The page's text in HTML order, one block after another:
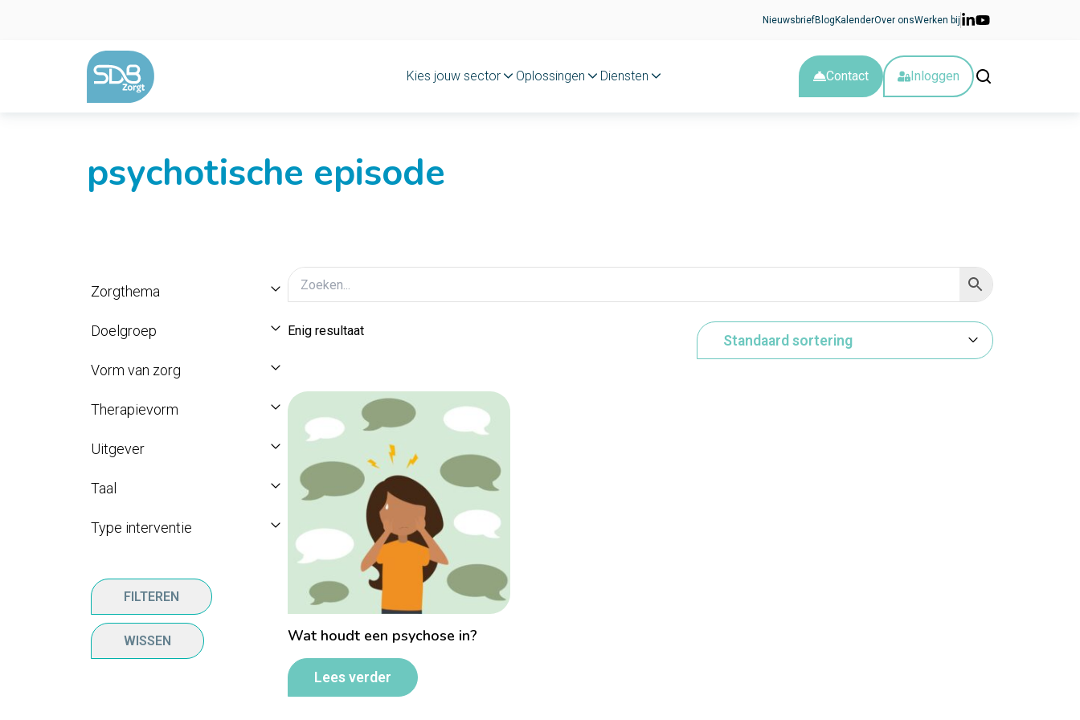
NieuwsbriefBlog KalenderOver onsWerken bij
Kies jouw sector Oplossingen Diensten Contact Inloggen
psychotische episode
Zorgthema
Doelgroep
Vorm van zorg
Therapievorm
Uitgever
Taal
Type interventie
FILTEREN
WISSEN
Enig resultaat
Wat houdt een psychose in?
Lees verder